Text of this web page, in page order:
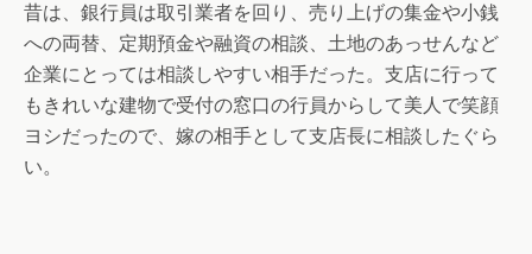
昔は、銀行員は取引業者を回り、売り上げの集金や小銭
への両替、定期預金や融資の相談、土地のあっせんなど
企業にとっては相談しやすい相手だった。支店に行って
もきれいな建物で受付の窓口の行員からして美人で笑顔
ヨシだったので、嫁の相手として支店長に相談したぐら
い。